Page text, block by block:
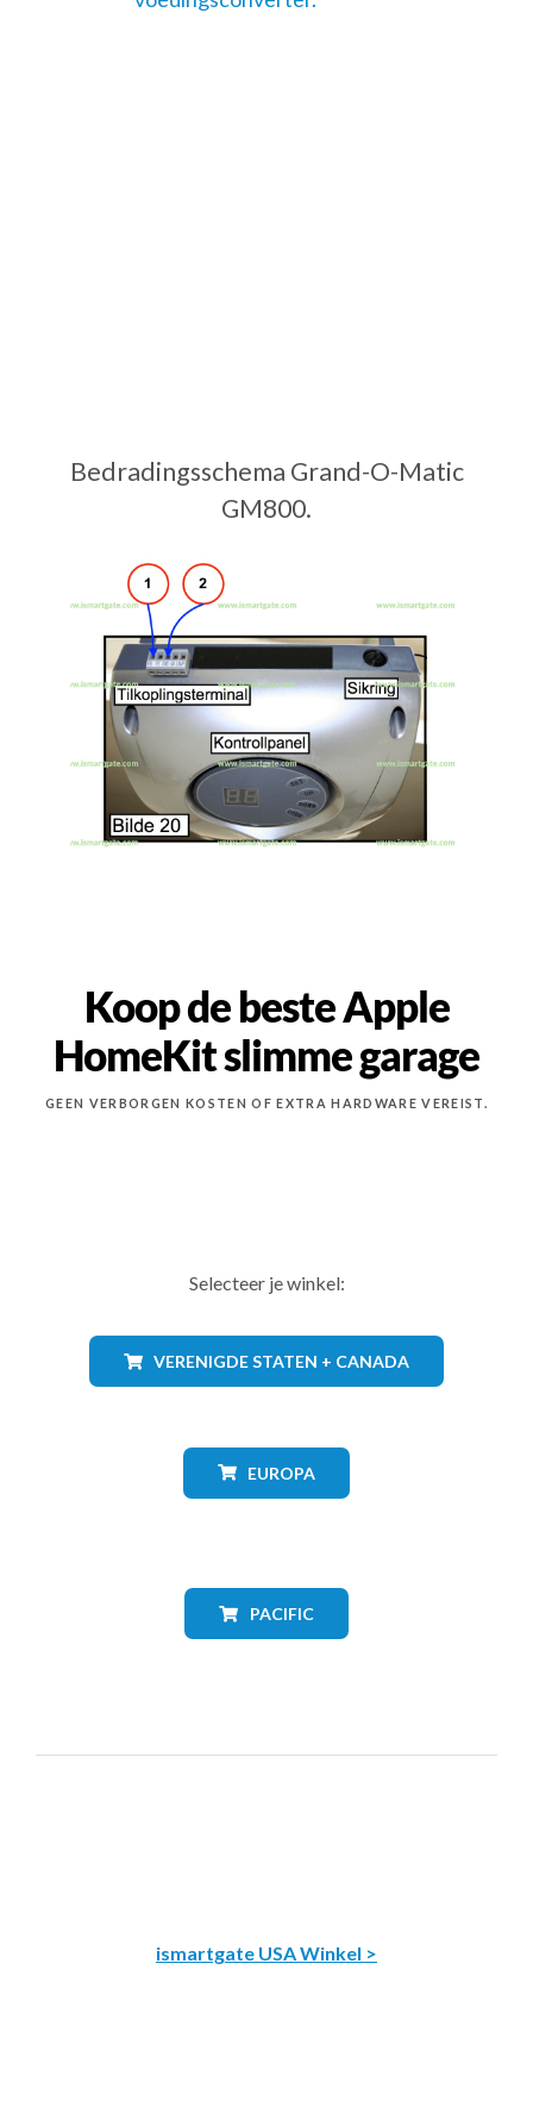
Bedradingsschema Grand-O-Matic
GM800.
Koop de beste Apple
HomeKit slimme garage
GEEN VERBORGEN KOSTEN OF EXTRA HARDWARE VEREIST.
Selecteer je winkel:
VERENIGDE STATEN + CANADA
EUROPA
PACIFIC
ismartgate USA Winkel >